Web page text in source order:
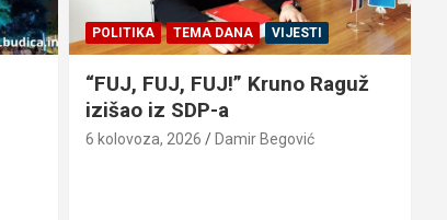
POLITIKA TEMA DANA VIJESTI
“FUJ, FUJ, FUJ!” Kruno Raguž
izišao iz SDP-a
6 kolovoza, 2026 Damir Begović